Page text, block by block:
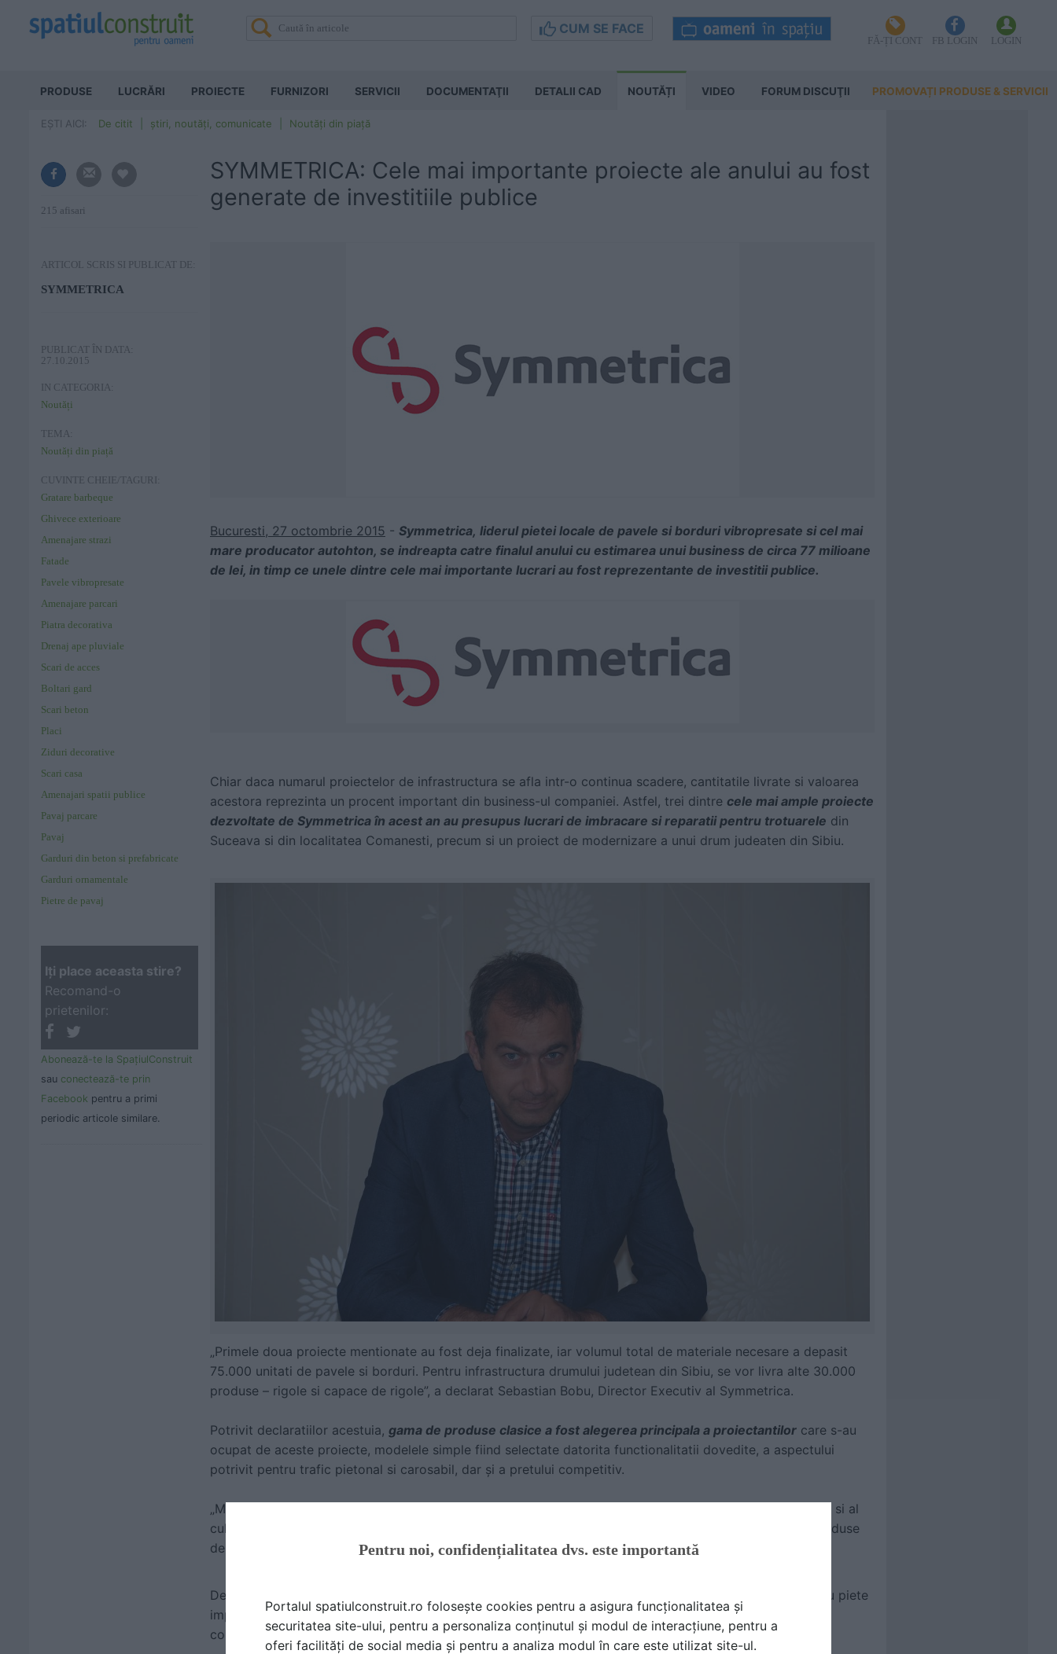
CUM SE FACE
FĂ-ȚI CONT FB LOGIN LOGIN
PRODUSE LUCRĂRI PROIECTE FURNIZORI SERVICII DOCUMENTAŢII DETALII CAD NOUTĂȚI VIDEO FORUM DISCUŢII PROMOVAȚI PRODUSE & SERVICII
EȘTI AICI: De citit știri, noutăți, comunicate Noutăți din piață
215 afisari
ARTICOL SCRIS SI PUBLICAT DE:
SYMMETRICA
PUBLICAT ÎN DATA:
27.10.2015
IN CATEGORIA:
Noutăți
TEMA:
Noutăți din piață
CUVINTE CHEIE/TAGURI:
Gratare barbeque
Ghivece exterioare
Amenajare strazi
Fatade
Pavele vibropresate
Amenajare parcari
Piatra decorativa
Drenaj ape pluviale
Scari de acces
Boltari gard
Scari beton
Placi
Ziduri decorative
Scari casa
Amenajari spatii publice
Pavaj parcare
Pavaj
Garduri din beton si prefabricate
Garduri ornamentale
Pietre de pavaj
Iţi place aceasta stire?
Recomand-o
prietenilor:
Abonează-te la SpaţiulConstruit
sau conectează-te prin
Facebook pentru a primi
periodic articole similare.
SYMMETRICA: Cele mai importante proiecte ale anului au fost
generate de investitiile publice
Bucuresti, 27 octombrie 2015 - Symmetrica, liderul pietei locale de pavele si borduri vibropresate si cel mai
mare producator autohton, se indreapta catre finalul anului cu estimarea unui business de circa 77 milioane
de lei, in timp ce unele dintre cele mai importante lucrari au fost reprezentante de investitii publice.
Chiar daca numarul proiectelor de infrastructura se afla intr-o continua scadere, cantitatile livrate si valoarea
acestora reprezinta un procent important din business-ul companiei. Astfel, trei dintre cele mai ample proiecte
dezvoltate de Symmetrica în acest an au presupus lucrari de imbracare si reparatii pentru trotuarele din
Suceava si din localitatea Comanesti, precum si un proiect de modernizare a unui drum judeaten din Sibiu.
„Primele doua proiecte mentionate au fost deja finalizate, iar volumul total de materiale necesare a depasit
75.000 unitati de pavele si borduri. Pentru infrastructura drumului judetean din Sibiu, se vor livra alte 30.000
produse – rigole si capace de rigole”, a declarat Sebastian Bobu, Director Executiv al Symmetrica.
Potrivit declaratiilor acestuia, gama de produse clasice a fost alegerea principala a proiectantilor care s-au
ocupat de aceste proiecte, modelele simple fiind selectate datorita functionalitatii dovedite, a aspectului
potrivit pentru trafic pietonal si carosabil, dar şi a pretului competitiv.
„Majoritatea clientilor din proiectele publice aleg produse simple, atat din punct de vedere al formei, cat si al
culorilor. În general, acestia tind catre pavele gri, în timp ce doar 5% dintre proiectele publice contin produse
de design”, a declarat reprezentantul companiei.
De asemenea, Sebastian Bobu subliniaza faptul ca 80% dintre proiectele ce vizeaza parcari, trotuare sau piete
implica produse ieftine, pretul fiind criteriul principal in ceea ce priveste comportamentul de achizitie al
constructorilor.
Pentru noi, confidențialitatea dvs. este importantă
Portalul spatiulconstruit.ro folosește cookies pentru a asigura funcționalitatea și
securitatea site-ului, pentru a personaliza conținutul și modul de interacțiune, pentru a
oferi facilități de social media și pentru a analiza modul în care este utilizat site-ul.